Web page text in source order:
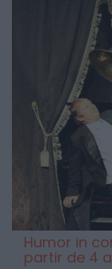
Humor in
partir de 4